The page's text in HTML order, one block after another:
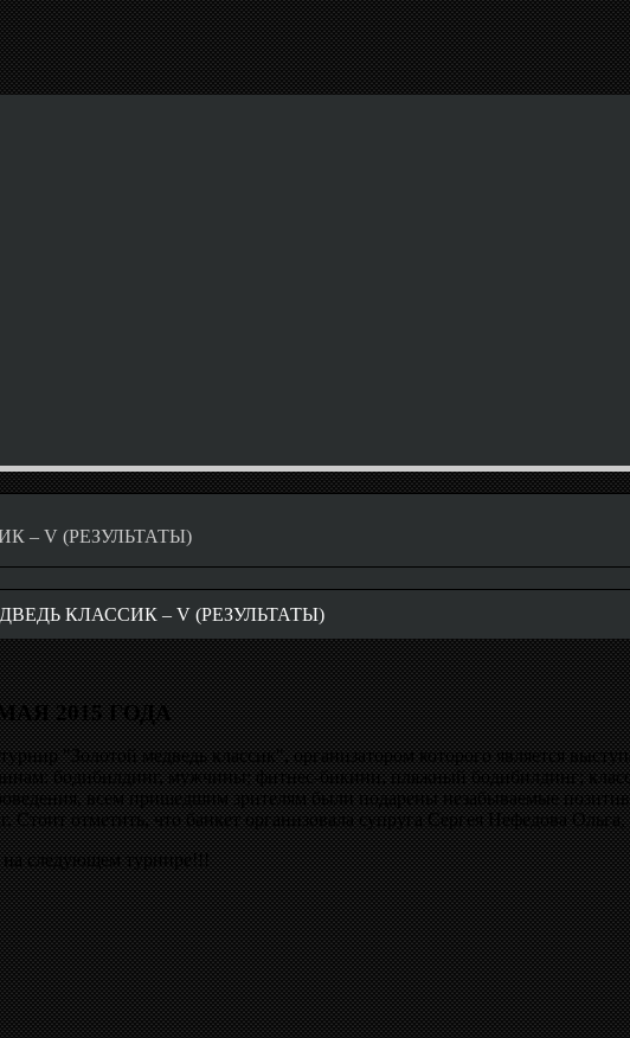
– V (РЕЗУЛЬТАТЫ)
КЛАССИК – V (РЕЗУЛЬТАТЫ)
2015 ГОДА
"Золотой медведь классик", организатором которого является
бодибилдинг, мужчины; фитнес-бикини; пляжный бодибилдинг;
всем пришедшим зрителям были подарены незабываемые
Стоит отметить, что банкет организовала супруга Сергея Нефедова
следующем турнире!!!